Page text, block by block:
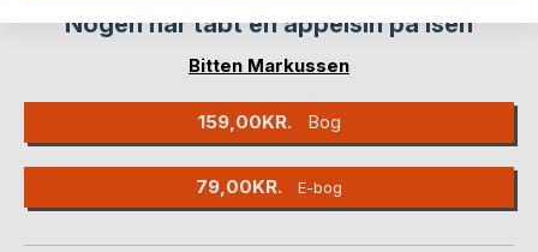
Nogen har tabt en appelsin på isen
Bitten Markussen
159,00KR. Bog
79,00KR. E-bog